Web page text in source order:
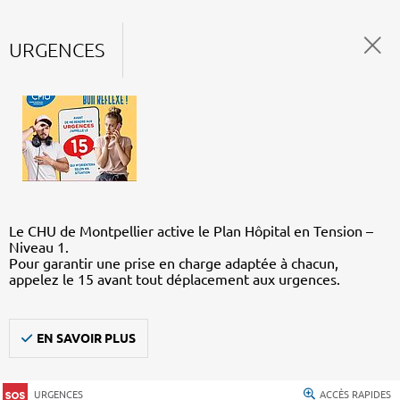
URGENCES
Le CHU de Montpellier active le Plan Hôpital en Tension –
Niveau 1.
Pour garantir une prise en charge adaptée à chacun,
appelez le 15 avant tout déplacement aux urgences.
EN SAVOIR PLUS
URGENCES ACCÈS RAPIDES